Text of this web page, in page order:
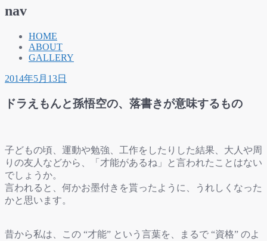
nav
HOME
ABOUT
GALLERY
2014年5月13日
ドラえもんと孫悟空の、落書きが意味するもの
子どもの頃、運動や勉強、工作をしたりした結果、大人や周
りの友人などから、「才能があるね」と言われたことはない
でしょうか。
言われると、何かお墨付きを貰ったように、うれしくなった
かと思います。
昔から私は、この “才能” という言葉を、まるで “資格” のよ